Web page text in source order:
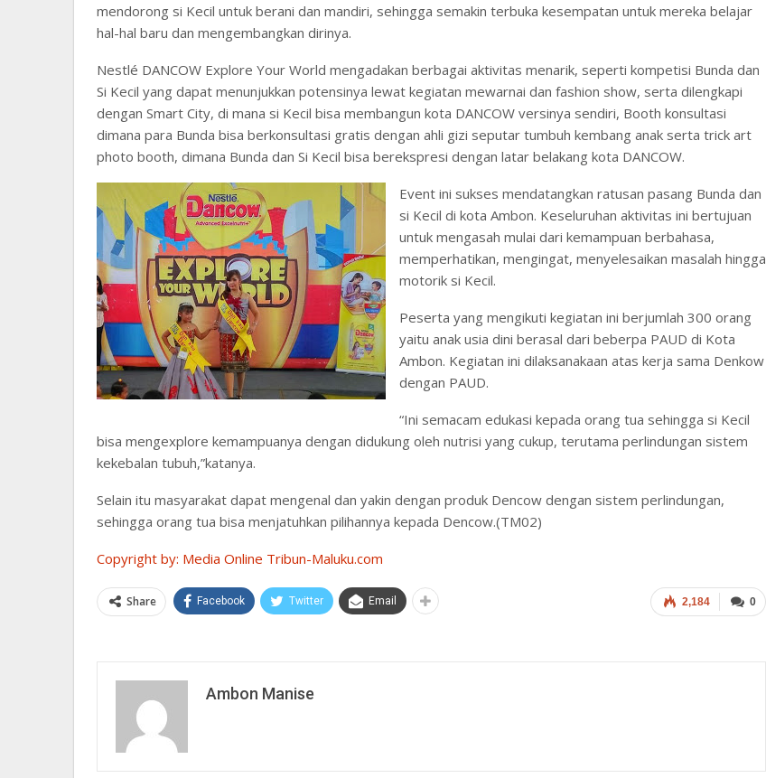
mendorong si Kecil untuk berani dan mandiri, sehingga semakin terbuka kesempatan untuk mereka belajar
hal-hal baru dan mengembangkan dirinya.
Nestlé DANCOW Explore Your World mengadakan berbagai aktivitas menarik, seperti kompetisi Bunda dan
Si Kecil yang dapat menunjukkan potensinya lewat kegiatan mewarnai dan fashion show, serta dilengkapi
dengan Smart City, di mana si Kecil bisa membangun kota DANCOW versinya sendiri, Booth konsultasi
dimana para Bunda bisa berkonsultasi gratis dengan ahli gizi seputar tumbuh kembang anak serta trick art
photo booth, dimana Bunda dan Si Kecil bisa berekspresi dengan latar belakang kota DANCOW.
Event ini sukses mendatangkan ratusan pasang Bunda dan
si Kecil di kota Ambon. Keseluruhan aktivitas ini bertujuan
untuk mengasah mulai dari kemampuan berbahasa,
memperhatikan, mengingat, menyelesaikan masalah hingga
motorik si Kecil.
Peserta yang mengikuti kegiatan ini berjumlah 300 orang
yaitu anak usia dini berasal dari beberpa PAUD di Kota
Ambon. Kegiatan ini dilaksanakaan atas kerja sama Denkow
dengan PAUD.
“Ini semacam edukasi kepada orang tua sehingga si Kecil
bisa mengexplore kemampuanya dengan didukung oleh nutrisi yang cukup, terutama perlindungan sistem
kekebalan tubuh,”katanya.
Selain itu masyarakat dapat mengenal dan yakin dengan produk Dencow dengan sistem perlindungan,
sehingga orang tua bisa menjatuhkan pilihannya kepada Dencow.(TM02)
Copyright by: Media Online Tribun-Maluku.com
0
2,184
Share Facebook Twitter Email
Ambon Manise